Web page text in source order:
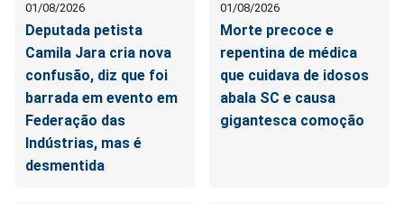
01/08/2026
Deputada petista
Camila Jara cria nova
confusão, diz que foi
barrada em evento em
Federação das
Indústrias, mas é
desmentida
01/08/2026
Morte precoce e
repentina de médica
que cuidava de idosos
abala SC e causa
gigantesca comoção